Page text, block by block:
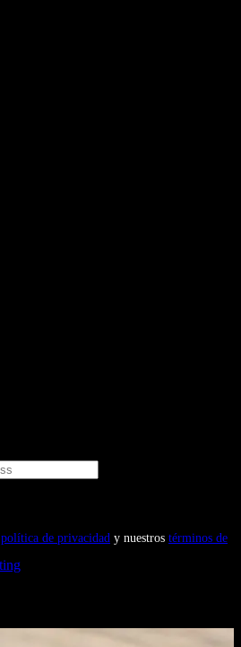
política de privacidad y nuestros términos de